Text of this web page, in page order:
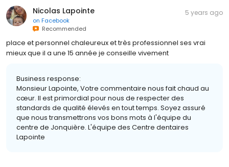
Nicolas Lapointe
on Facebook
Recommended
5 years ago
place et personnel chaleureux et très professionnel ses vrai
mieux que il a une 15 année je conseille vivement
Business response:
Monsieur Lapointe, Votre commentaire nous fait chaud au
cœur. Il est primordial pour nous de respecter des
standards de qualité élevés en tout temps. Soyez assuré
que nous transmettrons vos bons mots à l'équipe du
centre de Jonquière. L'équipe des Centre dentaires
Lapointe